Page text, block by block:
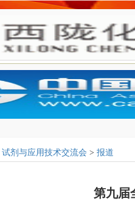
试剂与应用技术交流会 > 报道
第九届